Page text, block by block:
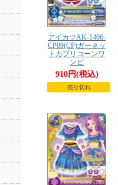
アイカツAK-1406-
CP09(CP)ガーネッ
トカプリコーンワ
ンピ
910円(税込)
売り切れ